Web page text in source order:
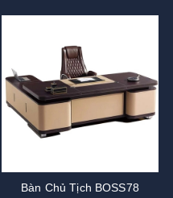
Bàn Chủ Tịch BOSS78